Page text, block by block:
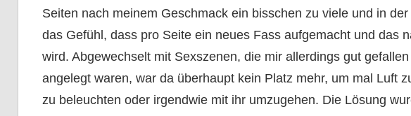
Seiten nach meinem Geschmack ein bisschen zu viele und in
das Gefühl, dass pro Seite ein neues Fass aufgemacht und das
wird. Abgewechselt mit Sexszenen, die mir allerdings gut
angelegt waren, war da überhaupt kein Platz mehr, um mal Luft
zu beleuchten oder irgendwie mit ihr umzugehen. Die Lösung